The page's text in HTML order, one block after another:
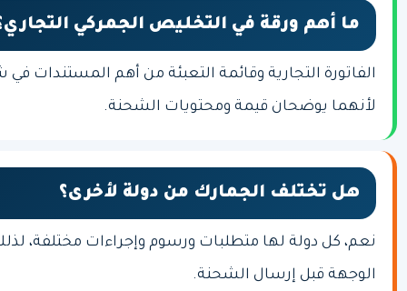
ما أهم ورقة في التخليص الجمركي
الفاتورة التجارية وقائمة التعبئة من أهم المستندات في
لأنهما يوضحان قيمة ومحتويات الشحنة.
هل تختلف الجمارك من دولة لأخرى؟
نعم، كل دولة لها متطلبات ورسوم وإجراءات مختلفة،
الوجهة قبل إرسال الشحنة.